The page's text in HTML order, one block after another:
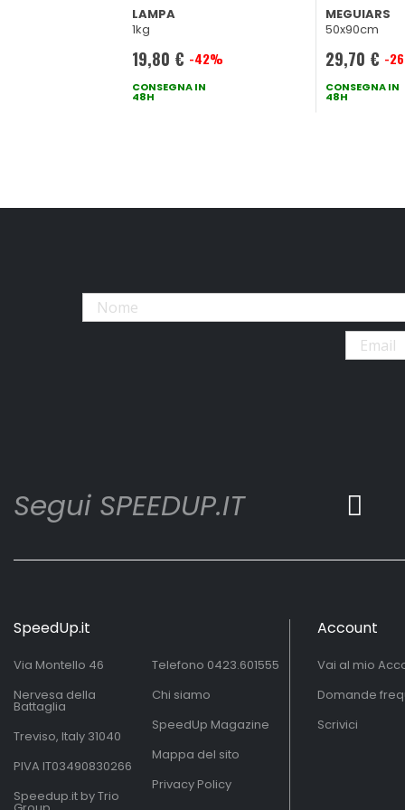
LAMPA
1kg
Prezzo
speciale
19,80 € -42%
CONSEGNA IN
48H
MEGUIARS
50x90cm
Prezzo
speciale
29,70 € -
CONSEGNA IN
48H
Segui SPEEDUP.IT
SpeedUp.it
Via Montello 46
Nervesa della
Battaglia
Treviso, Italy 31040
PIVA IT03490830266
Speedup.it by Trio
Telefono 0423.601555
Chi siamo
SpeedUp Magazine
Mappa del sito
Privacy Policy
Account
Vai al mio
Domande
Scrivici